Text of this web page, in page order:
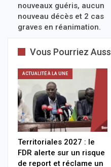
nouveaux guéris, aucun
nouveau décès et 2 cas
graves en réanimation.
Vous Pourriez
ACTUALITÉ À LA UNE
Territoriales 2027 : le
FDR alerte sur un risque
de report et réclame un